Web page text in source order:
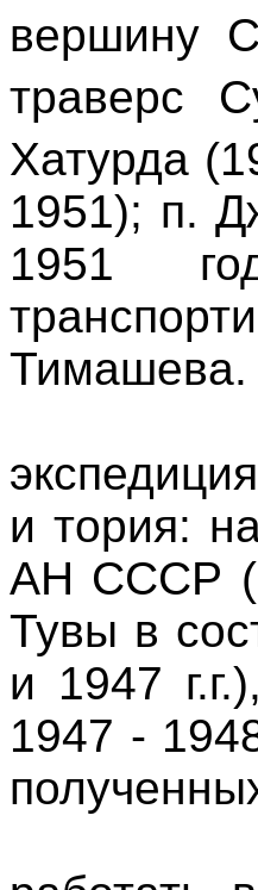
вершину
траверс
Хатурда
1951); п.
1951
Тимашева.
и тория:
АН СССР
Тувы в
и 1947 г
1947 -